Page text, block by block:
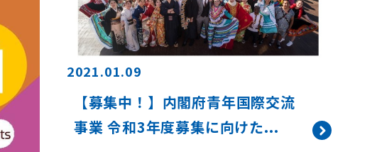
2021.01.09
【募集中！】内閣府青年国際交流
事業 令和3年度募集に向けた...